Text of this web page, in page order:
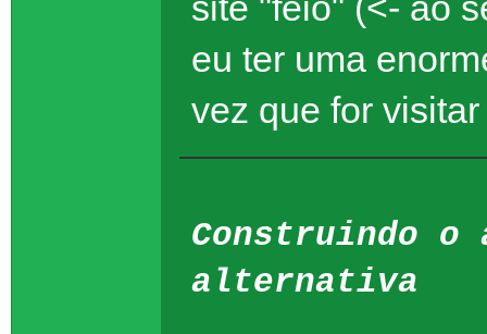
eu ter uma
vez que for
Construindo o
alternativa